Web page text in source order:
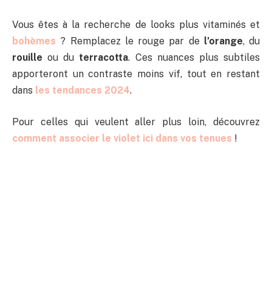
Vous êtes à la recherche de looks plus vitaminés et
bohèmes ? Remplacez le rouge par de l’orange, du
rouille ou du terracotta. Ces nuances plus subtiles
apporteront un contraste moins vif, tout en restant
dans les tendances 2024.
Pour celles qui veulent aller plus loin, découvrez
comment associer le violet ici dans vos tenues !